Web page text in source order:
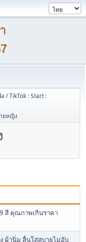
/ TikTok : Start :
ยหญิง
สี คุณภาพเกินราคา
ผ้านิ่ม ลื่นใส่สบายไม่อับ